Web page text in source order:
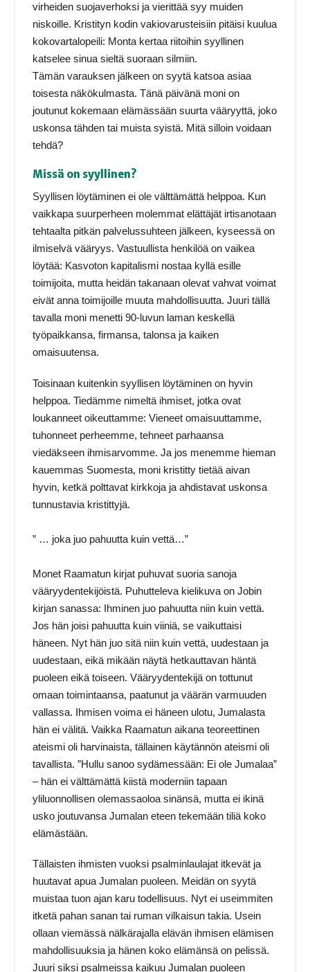
virheiden suojaverhoksi ja vierittää syy muiden
niskoille. Kristityn kodin vakiovarusteisiin pitäisi kuulua
kokovartalopeili: Monta kertaa riitoihin syyllinen
katselee sinua sieltä suoraan silmiin.
Tämän varauksen jälkeen on syytä katsoa asiaa
toisesta näkökulmasta. Tänä päivänä moni on
joutunut kokemaan elämässään suurta vääryyttä, joko
uskonsa tähden tai muista syistä. Mitä silloin voidaan
tehdä?
Missä on syyllinen?
Syyllisen löytäminen ei ole välttämättä helppoa. Kun
vaikkapa suurperheen molemmat elättäjät irtisanotaan
tehtaalta pitkän palvelussuhteen jälkeen, kyseessä on
ilmiselvä vääryys. Vastuullista henkilöä on vaikea
löytää: Kasvoton kapitalismi nostaa kyllä esille
toimijoita, mutta heidän takanaan olevat vahvat voimat
eivät anna toimijoille muuta mahdollisuutta. Juuri tällä
tavalla moni menetti 90-luvun laman keskellä
työpaikkansa, firmansa, talonsa ja kaiken
omaisuutensa.
Toisinaan kuitenkin syyllisen löytäminen on hyvin
helppoa. Tiedämme nimeltä ihmiset, jotka ovat
loukanneet oikeuttamme: Vieneet omaisuuttamme,
tuhonneet perheemme, tehneet parhaansa
viedäkseen ihmisarvomme. Ja jos menemme hieman
kauemmas Suomesta, moni kristitty tietää aivan
hyvin, ketkä polttavat kirkkoja ja ahdistavat uskonsa
tunnustavia kristittyjä.
” … joka juo pahuutta kuin vettä…”
Monet Raamatun kirjat puhuvat suoria sanoja
vääryydentekijöistä. Puhutteleva kielikuva on Jobin
kirjan sanassa: Ihminen juo pahuutta niin kuin vettä.
Jos hän joisi pahuutta kuin viiniä, se vaikuttaisi
häneen. Nyt hän juo sitä niin kuin vettä, uudestaan ja
uudestaan, eikä mikään näytä hetkauttavan häntä
puoleen eikä toiseen. Vääryydentekijä on tottunut
omaan toimintaansa, paatunut ja väärän varmuuden
vallassa. Ihmisen voima ei häneen ulotu, Jumalasta
hän ei välitä. Vaikka Raamatun aikana teoreettinen
ateismi oli harvinaista, tällainen käytännön ateismi oli
tavallista. ”Hullu sanoo sydämessään: Ei ole Jumalaa”
– hän ei välttämättä kiistä moderniin tapaan
yliluonnollisen olemassaoloa sinänsä, mutta ei ikinä
usko joutuvansa Jumalan eteen tekemään tiliä koko
elämästään.
Tällaisten ihmisten vuoksi psalminlaulajat itkevät ja
huutavat apua Jumalan puoleen. Meidän on syytä
muistaa tuon ajan karu todellisuus. Nyt ei useimmiten
itketä pahan sanan tai ruman vilkaisun takia. Usein
ollaan viemässä nälkärajalla elävän ihmisen elämisen
mahdollisuuksia ja hänen koko elämänsä on pelissä.
Juuri siksi psalmeissa kaikuu Jumalan puoleen